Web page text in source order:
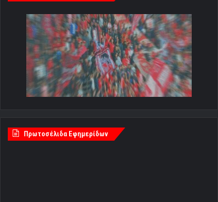
Πρωτοσέλιδα Εφημερίδων